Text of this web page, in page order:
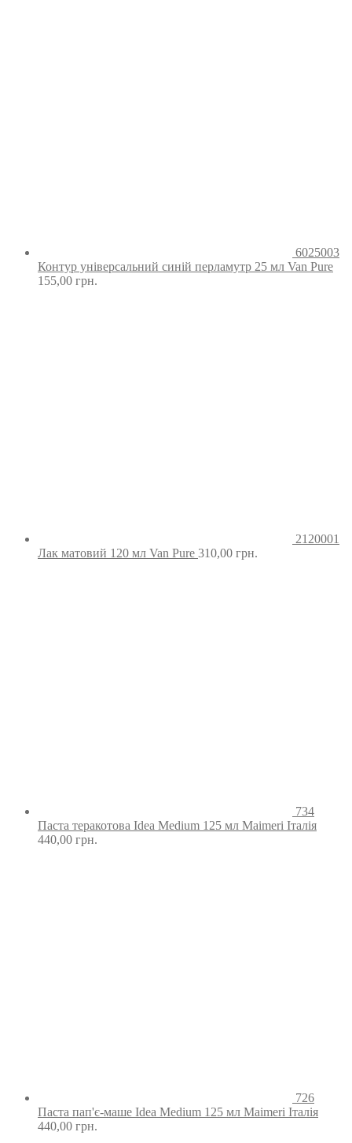
6025003
Контур універсальний синій перламутр 25 мл Van Pure
155,00 грн.
2120001
Лак матовий 120 мл Van Pure 310,00 грн.
734
Паста теракотова Idea Medium 125 мл Maimeri Італія
440,00 грн.
726
Паста пап'є-маше Idea Medium 125 мл Maimeri Італія
440,00 грн.